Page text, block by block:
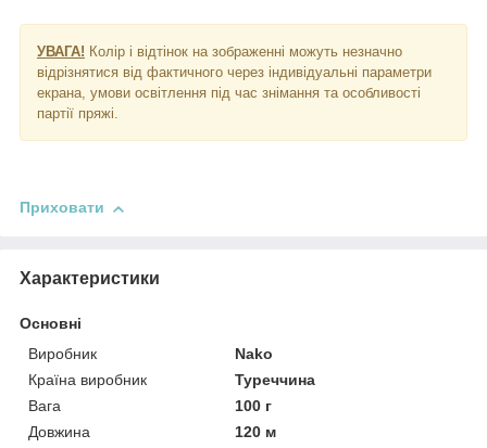
УВАГА! Колір і відтінок на зображенні можуть незначно
відрізнятися від фактичного через індивідуальні параметри
екрана, умови освітлення під час знімання та особливості
партії пряжі.
Приховати
Характеристики
Основні
Виробник
Nako
Країна виробник
Туреччина
Вага
100 г
Довжина
120 м